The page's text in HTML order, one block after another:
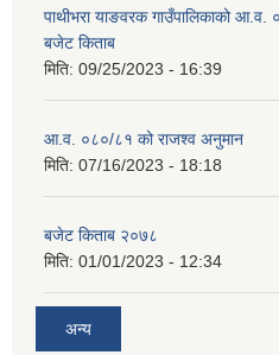
पाथीभरा याङवरक गाउँपालिकाको
बजेट किताब
मिति: 09/25/2023 - 16:39
आ.व. ०८०/८१ को राजश्व अनुमान
मिति: 07/16/2023 - 18:18
बजेट किताब २०७८
मिति: 01/01/2023 - 12:34
अन्य